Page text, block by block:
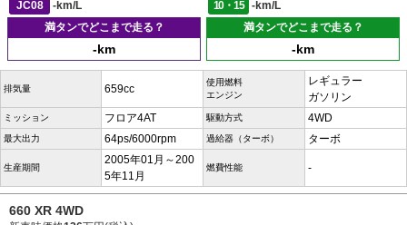
JC08
-km/L 10・15
-km/L
満タンでどこまで走る？
-km
満タンでどこまで走る？
-km
排気量 659cc
使用燃料
エンジン
レギュラー
ガソリン
ミッション フロア4AT 駆動方式 4WD
最大出力 64ps/6000rpm 過給器（ターボ） ターボ
生産期間
2005年01月～200
5年11月
燃費性能 -
660 XR 4WD